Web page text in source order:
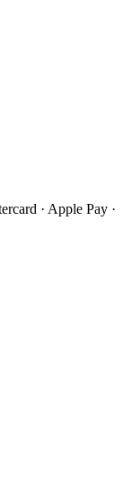
· Apple Pay ·